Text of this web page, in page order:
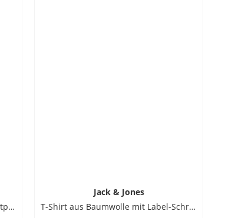
T-Shirt aus Bio-Baumwolle mit Frontprint
Jack & Jones
T-Shirt aus Baumwolle mit Label-Schriftzug